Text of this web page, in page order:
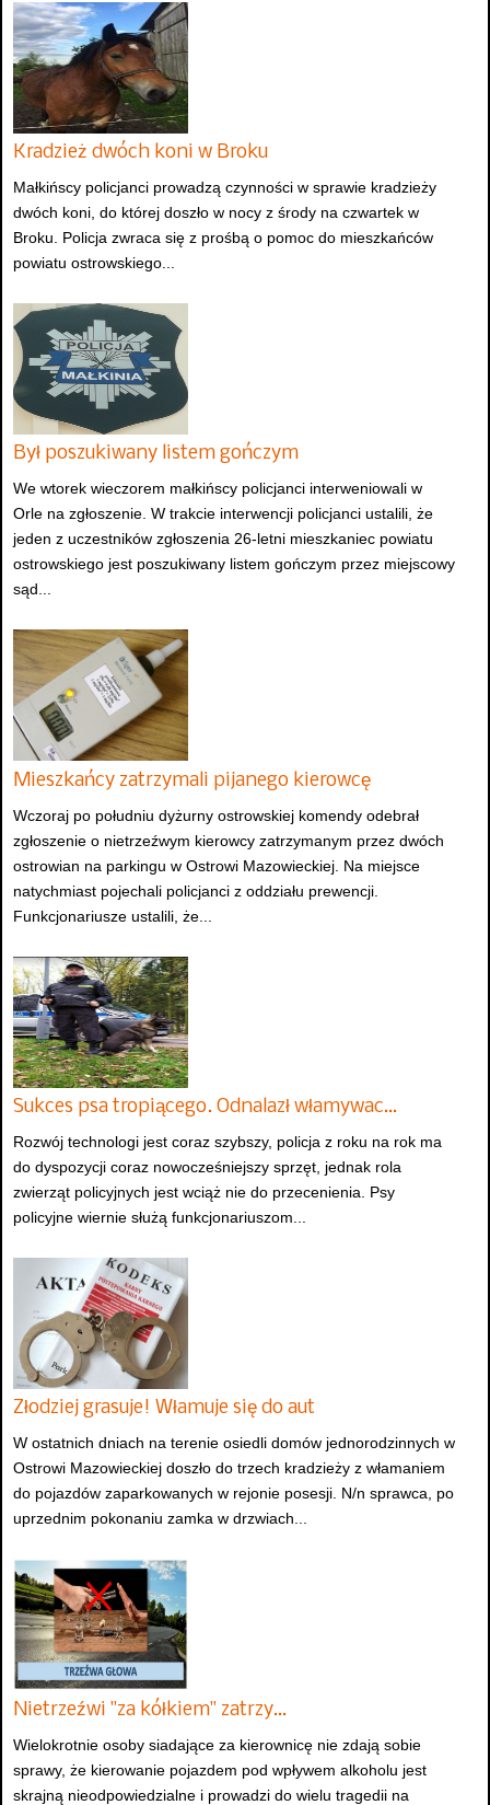
Kradzież dwóch koni w Broku
Małkińscy policjanci prowadzą czynności w sprawie kradzieży
dwóch koni, do której doszło w nocy z środy na czwartek w
Broku. Policja zwraca się z prośbą o pomoc do mieszkańców
powiatu ostrowskiego...
Był poszukiwany listem gończym
We wtorek wieczorem małkińscy policjanci interweniowali w
Orle na zgłoszenie. W trakcie interwencji policjanci ustalili, że
jeden z uczestników zgłoszenia 26-letni mieszkaniec powiatu
ostrowskiego jest poszukiwany listem gończym przez miejscowy
sąd...
Mieszkańcy zatrzymali pijanego kierowcę
Wczoraj po południu dyżurny ostrowskiej komendy odebrał
zgłoszenie o nietrzeźwym kierowcy zatrzymanym przez dwóch
ostrowian na parkingu w Ostrowi Mazowieckiej. Na miejsce
natychmiast pojechali policjanci z oddziału prewencji.
Funkcjonariusze ustalili, że...
Sukces psa tropiącego. Odnalazł włamywac…
Rozwój technologi jest coraz szybszy, policja z roku na rok ma
do dyspozycji coraz nowocześniejszy sprzęt, jednak rola
zwierząt policyjnych jest wciąż nie do przecenienia. Psy
policyjne wiernie służą funkcjonariuszom...
Złodziej grasuje! Włamuje się do aut
W ostatnich dniach na terenie osiedli domów jednorodzinnych w
Ostrowi Mazowieckiej doszło do trzech kradzieży z włamaniem
do pojazdów zaparkowanych w rejonie posesji. N/n sprawca, po
uprzednim pokonaniu zamka w drzwiach...
Nietrzeźwi "za kółkiem" zatrzy…
Wielokrotnie osoby siadające za kierownicę nie zdają sobie
sprawy, że kierowanie pojazdem pod wpływem alkoholu jest
skrajną nieodpowiedzialne i prowadzi do wielu tragedii na